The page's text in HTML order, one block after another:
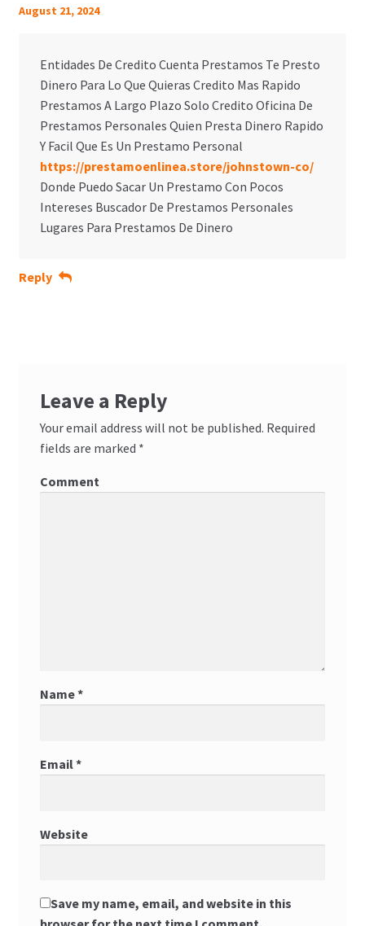
August 21, 2024
Entidades De Credito Cuenta Prestamos Te Presto
Dinero Para Lo Que Quieras Credito Mas Rapido
Prestamos A Largo Plazo Solo Credito Oficina De
Prestamos Personales Quien Presta Dinero Rapido
Y Facil Que Es Un Prestamo Personal
https://prestamoenlinea.store/johnstown-co/
Donde Puedo Sacar Un Prestamo Con Pocos
Intereses Buscador De Prestamos Personales
Lugares Para Prestamos De Dinero
Reply
Leave a Reply
Your email address will not be published. Required
fields are marked *
Comment
Name*
Email*
Website
Save my name, email, and website in this